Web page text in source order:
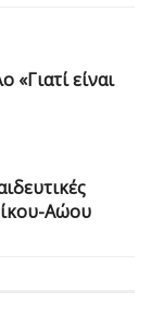
«Γιατί είναι
Αώου